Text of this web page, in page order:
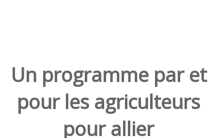
Un programme par et
pour les agriculteurs
pour allier